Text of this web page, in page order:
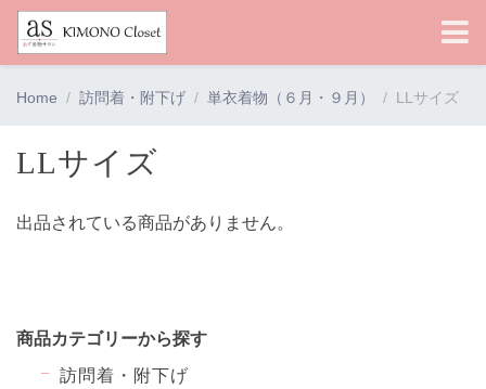
Home 訪問着・附下げ 単衣着物（６月・９月） LLサイズ
LLサイズ
出品されている商品がありません。
商品カテゴリーから探す
訪問着・附下げ